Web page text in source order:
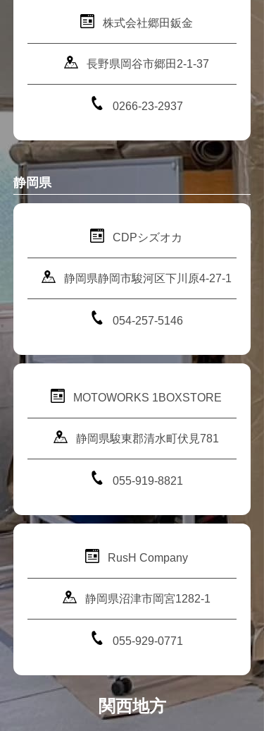
株式会社郷田鈑金
長野県岡谷市郷田2-1-37
0266-23-2937
静岡県
CDPシズオカ
静岡県静岡市駿河区下川原4-27-1
054-257-5146
MOTOWORKS 1BOXSTORE
静岡県駿東郡清水町伏見781
055-919-8821
RusH Company
静岡県沼津市岡宮1282-1
055-929-0771
関西地方